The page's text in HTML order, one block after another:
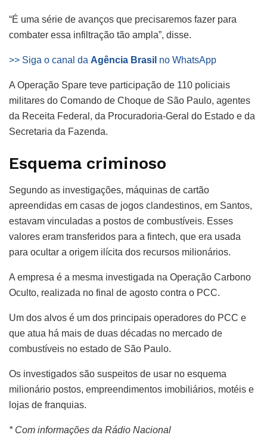
“É uma série de avanços que precisaremos fazer para
combater essa infiltração tão ampla”, disse.
>> Siga o canal da Agência Brasil no WhatsApp
A Operação Spare teve participação de 110 policiais
militares do Comando de Choque de São Paulo, agentes
da Receita Federal, da Procuradoria-Geral do Estado e da
Secretaria da Fazenda.
Esquema criminoso
Segundo as investigações, máquinas de cartão
apreendidas em casas de jogos clandestinos, em Santos,
estavam vinculadas a postos de combustíveis. Esses
valores eram transferidos para a fintech, que era usada
para ocultar a origem ilícita dos recursos milionários.
A empresa é a mesma investigada na Operação Carbono
Oculto, realizada no final de agosto contra o PCC.
Um dos alvos é um dos principais operadores do PCC e
que atua há mais de duas décadas no mercado de
combustíveis no estado de São Paulo.
Os investigados são suspeitos de usar no esquema
milionário postos, empreendimentos imobiliários, motéis e
lojas de franquias.
* Com informações da Rádio Nacional